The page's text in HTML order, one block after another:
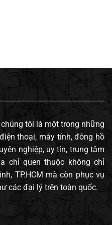
tôi là một trong những
thoại, máy tính, đông hồ
nghiệp, uy tín, trung tâm
chỉ quen thuộc không chỉ
TP.HCM mà còn phục vụ
các đại lý trên toàn quốc.